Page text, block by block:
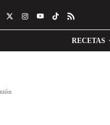
RECETAS